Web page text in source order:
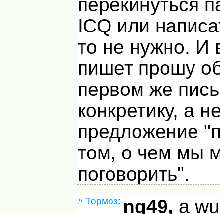
перекинуться
ICQ или
то не нужно. И
пишет прошу
первом же
конкретику, а
предложение
том, о чем мы
поговорить".
# Тормоз: nq49, а